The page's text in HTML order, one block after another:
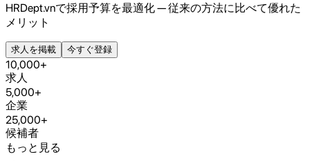
HRDept.vnで採用予算を最適化 — 従来の方法に比べて優れた
メリット
求人を掲載 今すぐ登録
10,000+
求人
5,000+
企業
25,000+
候補者
もっと見る